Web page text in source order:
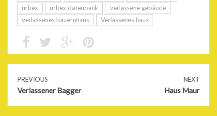
urbex
urbex datenbank
verlassene gebäude
verlassenes bauernhaus
Verlassenes haus
PREVIOUS
Verlassener Bagger
NEXT
Haus Maur